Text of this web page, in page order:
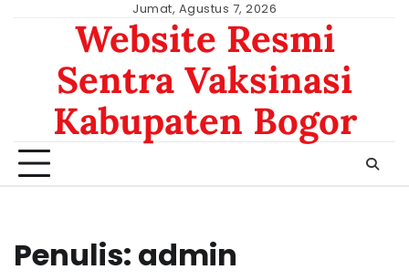
Jumat, Agustus 7, 2026
Website Resmi
Sentra Vaksinasi
Kabupaten Bogor
Penulis: admin